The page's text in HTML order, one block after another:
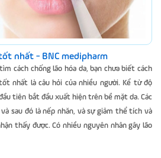
nhất - BNC medipharm
cách chống lão hóa da, bạn chưa biết cách
nhất là câu hỏi của nhiều người. Kể từ độ
tiên bắt đầu xuất hiện trên bề mặt da. Các
sau đó là nếp nhăn, và sự giảm thể tích và
thấy được. Có nhiều nguyên nhân gây lão